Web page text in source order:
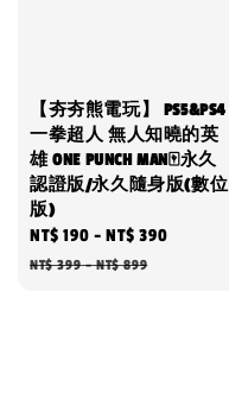
【夯夯熊電玩】 PS5&PS4
一拳超人 無人知曉的英
雄 ONE PUNCH MAN🀄永久
認證版/永久隨身版(數位
版)
Sale
price
NT$ 190 -NT$ 390
NT$ 399-NT$ 899